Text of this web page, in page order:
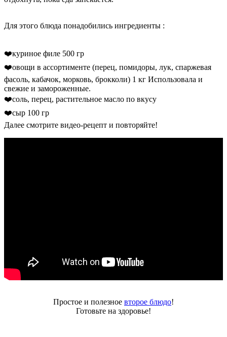
Для этого блюда понадобились ингредиенты :
❤️куриное филе 500 гр
❤️овощи в ассортименте (перец, помидоры, лук, спаржевая
фасоль, кабачок, морковь, брокколи) 1 кг Использовала и
свежие и замороженные.
❤️соль, перец, растительное масло по вкусу
❤️сыр 100 гр
Далее смотрите видео-рецепт и повторяйте!
Простое и полезное второе блюдо!
Готовьте на здоровье!